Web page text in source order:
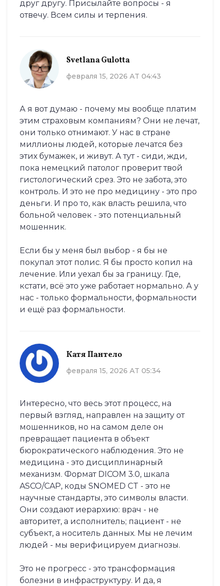
друг другу. Присылайте вопросы - я
отвечу. Всем силы и терпения.
Svetlana Gulotta
февраля 15, 2026 AT 04:43
А я вот думаю - почему мы вообще платим
этим страховым компаниям? Они не лечат,
они только отнимают. У нас в стране
миллионы людей, которые лечатся без
этих бумажек, и живут. А тут - сиди, жди,
пока немецкий патолог проверит твой
гистологический срез. Это не забота, это
контроль. И это не про медицину - это про
деньги. И про то, как власть решила, что
больной человек - это потенциальный
мошенник.
Если бы у меня был выбор - я бы не
покупал этот полис. Я бы просто копил на
лечение. Или уехал бы за границу. Где,
кстати, всё это уже работает нормально. А у
нас - только формальности, формальности
и ещё раз формальности.
Катя Пантело
февраля 15, 2026 AT 05:34
Интересно, что весь этот процесс, на
первый взгляд, направлен на защиту от
мошенников, но на самом деле он
превращает пациента в объект
бюрократического наблюдения. Это не
медицина - это дисциплинарный
механизм. Формат DICOM 3.0, шкала
ASCO/CAP, коды SNOMED CT - это не
научные стандарты, это символы власти.
Они создают иерархию: врач - не
авторитет, а исполнитель; пациент - не
субъект, а носитель данных. Мы не лечим
людей - мы верифицируем диагнозы.
Это не прогресс - это трансформация
болезни в инфраструктуру. И да, я